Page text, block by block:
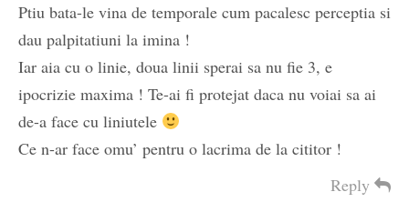
Ptiu bata-le vina de temporale cum pacalesc perceptia si
dau palpitatiuni la imina !
Iar aia cu o linie, doua linii sperai sa nu fie 3, e
ipocrizie maxima ! Te-ai fi protejat daca nu voiai sa ai
de-a face cu liniutele
Ce n-ar face omu’ pentru o lacrima de la cititor !
Reply